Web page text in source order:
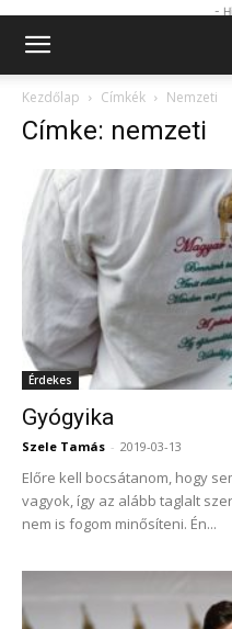
-
Kezdőlap Címkék Nemzeti
Címke: nemzeti
Érdekes
Gyógyika
Szele Tamás - 2019-03-13
Előre kell bocsátanom, hogy
vagyok, így az alább taglalt
nem is fogom minősíteni. Én...